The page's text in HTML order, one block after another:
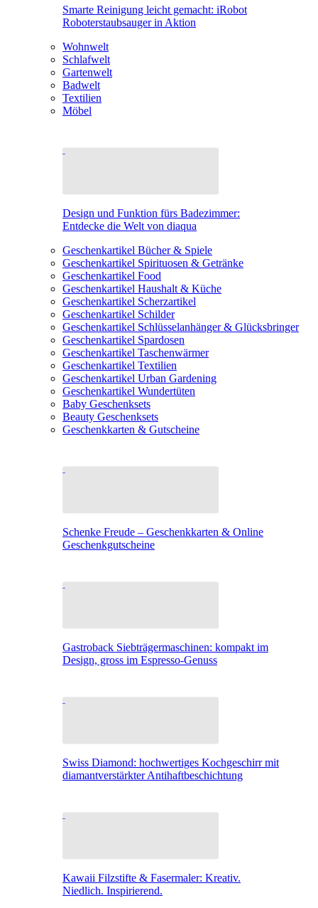
Smarte Reinigung leicht gemacht: iRobot
Roboterstaubsauger in Aktion
Wohnwelt
Schlafwelt
Gartenwelt
Badwelt
Textilien
Möbel
Design und Funktion fürs Badezimmer:
Entdecke die Welt von diaqua
Geschenkartikel Bücher & Spiele
Geschenkartikel Spirituosen & Getränke
Geschenkartikel Food
Geschenkartikel Haushalt & Küche
Geschenkartikel Scherzartikel
Geschenkartikel Schilder
Geschenkartikel Schlüsselanhänger & Glücksbringer
Geschenkartikel Spardosen
Geschenkartikel Taschenwärmer
Geschenkartikel Textilien
Geschenkartikel Urban Gardening
Geschenkartikel Wundertüten
Baby Geschenksets
Beauty Geschenksets
Geschenkkarten & Gutscheine
Schenke Freude – Geschenkkarten & Online
Geschenkgutscheine
Gastroback Siebträgermaschinen: kompakt im
Design, gross im Espresso-Genuss
Swiss Diamond: hochwertiges Kochgeschirr mit
diamantverstärkter Antihaftbeschichtung
Kawaii Filzstifte & Fasermaler: Kreativ.
Niedlich. Inspirierend.